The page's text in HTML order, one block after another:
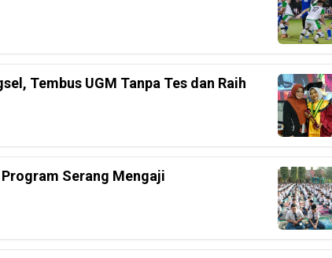
Tembus UGM Tanpa Tes dan Raih
Serang Mengaji